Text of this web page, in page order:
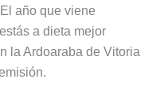
año que viene
a dieta mejor
la Ardoaraba de Vitoria